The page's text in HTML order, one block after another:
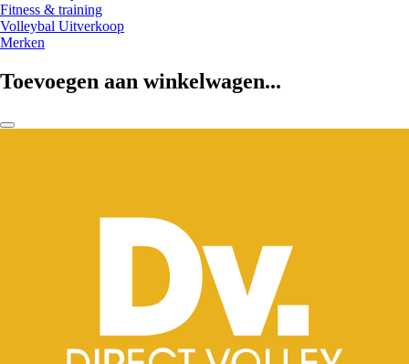
Fitness & training
Volleybal Uitverkoop
Merken
Toevoegen aan winkelwagen...